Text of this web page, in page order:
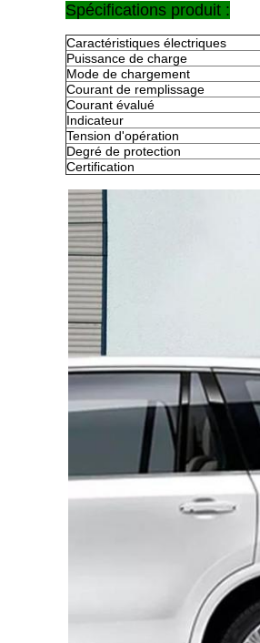
Spécifications produit :
Caractéristiques électriques
Puissance de charge
Mode de chargement
Courant de remplissage
Courant évalué
Indicateur
Tension d'opération
Degré de protection
Certification